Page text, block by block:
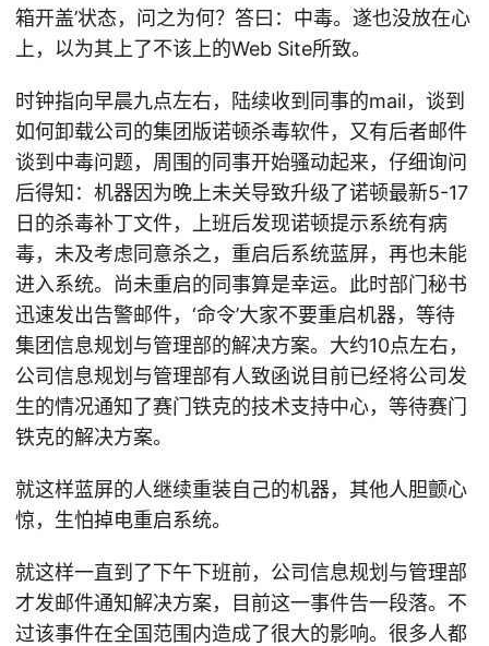
箱开盖’状态，问之为何？答曰：中毒。遂也没放在心
上，以为其上了不该上的Web Site所致。
时钟指向早晨九点左右，陆续收到同事的mail，谈到
如何卸载公司的集团版诺顿杀毒软件，又有后者邮件
谈到中毒问题，周围的同事开始骚动起来，仔细询问
后得知：机器因为晚上未关导致升级了诺顿最新5-17
日的杀毒补丁文件，上班后发现诺顿提示系统有病
毒，未及考虑同意杀之，重启后系统蓝屏，再也未能
进入系统。尚未重启的同事算是幸运。此时部门秘书
迅速发出告警邮件，‘命令’大家不要重启机器，等待
集团信息规划与管理部的解决方案。大约10点左右，
公司信息规划与管理部有人致函说目前已经将公司发
生的情况通知了赛门铁克的技术支持中心，等待赛门
铁克的解决方案。
就这样蓝屏的人继续重装自己的机器，其他人胆颤心
惊，生怕掉电重启系统。
就这样一直到了下午下班前，公司信息规划与管理部
才发邮件通知解决方案，目前这一事件告一段落。不
过该事件在全国范围内造成了很大的影响。很多人都